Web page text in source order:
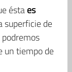
éstaes
superficie de
un tiempo de